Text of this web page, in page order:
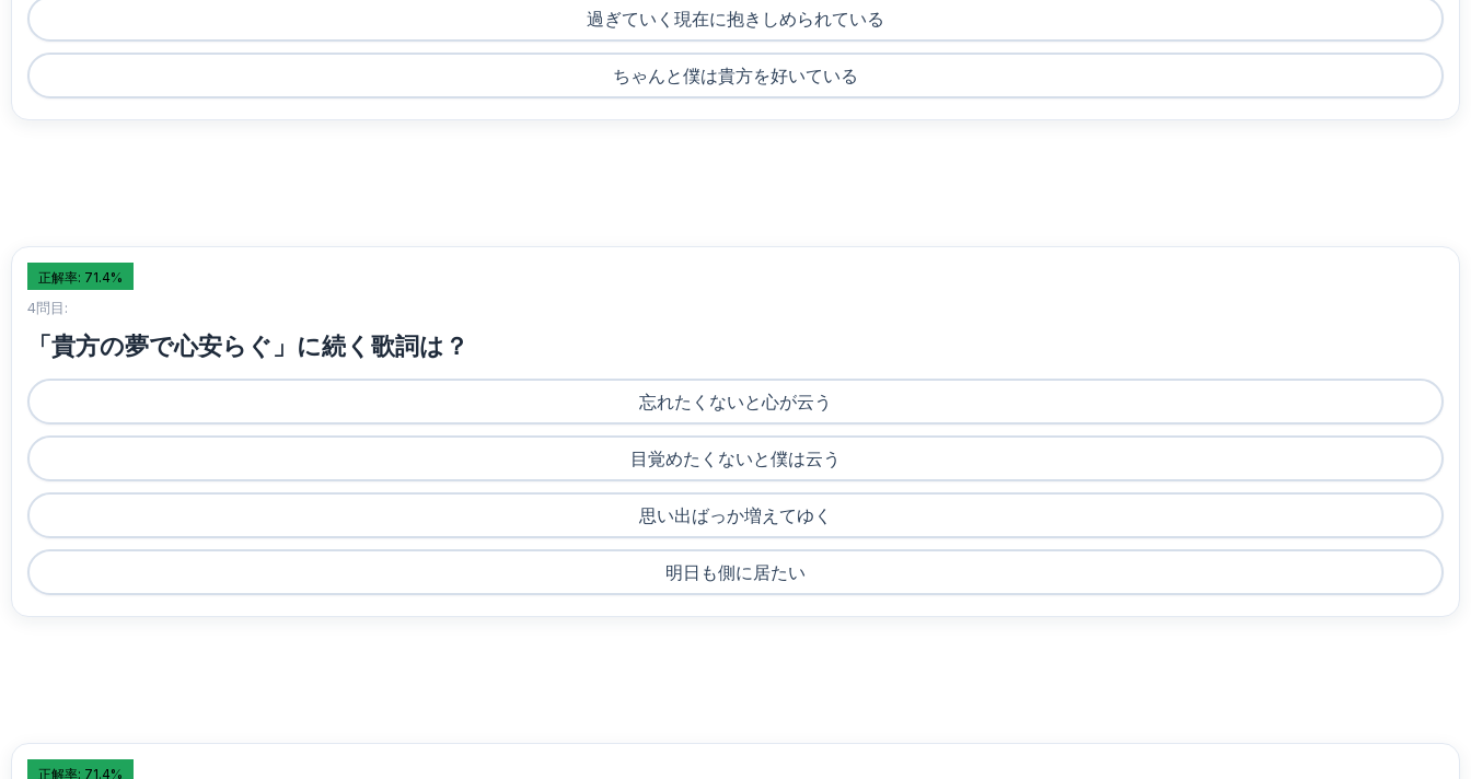
過ぎていく現在に抱きしめられている
ちゃんと僕は貴方を好いている
正解率: 71.4%
4問目:
「貴方の夢で心安らぐ」に続く歌詞は？
忘れたくないと心が云う
目覚めたくないと僕は云う
思い出ばっか増えてゆく
明日も側に居たい
正解率: 71.4%